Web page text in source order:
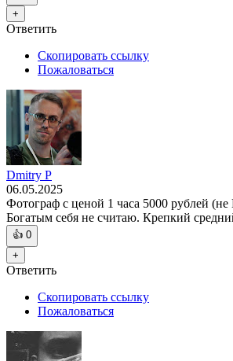
+
Ответить
Скопировать ссылку
Пожаловаться
Dmitry P
06.05.2025
Фотограф с ценой 1 часа 5000 рублей
Богатым себя не считаю. Крепкий
👍 0
+
Ответить
Скопировать ссылку
Пожаловаться